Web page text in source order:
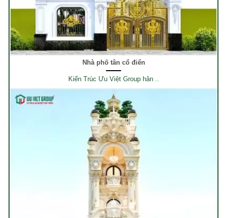
Nhà phố tân cổ điển
Kiến Trúc Ưu Việt Group hân ..